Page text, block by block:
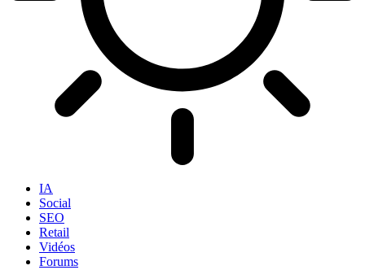
IA
Social
SEO
Retail
Vidéos
Forums